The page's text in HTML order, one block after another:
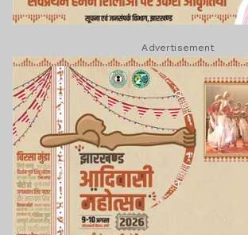
Advertisement